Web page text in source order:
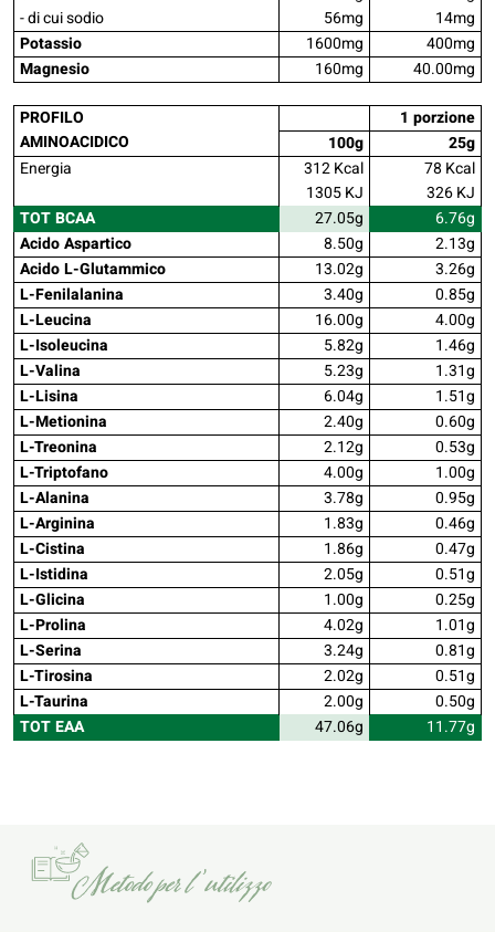
- di cui sodio
56mg
14mg
Potassio
1600mg
400mg
Magnesio
160mg 40.00mg
PROFILO
1 porzione
AMINOACIDICO
100g
25g
Energia
312 Kcal
78 Kcal
1305 KJ
326 KJ
TOT BCAA
27.05g
6.76g
Acido Aspartico
8.50g
2.13g
Acido L-Glutammico
13.02g
3.26g
L-Fenilalanina
3.40g
0.85g
L-Leucina
16.00g
4.00g
L-Isoleucina
5.82g
1.46g
L-Valina
5.23g
1.31g
L-Lisina
6.04g
1.51g
L-Metionina
2.40g
0.60g
L-Treonina
2.12g
0.53g
L-Triptofano
4.00g
1.00g
L-Alanina
3.78g
0.95g
L-Arginina
1.83g
0.46g
L-Cistina
1.86g
0.47g
L-Istidina
2.05g
0.51g
L-Glicina
1.00g
0.25g
L-Prolina
4.02g
1.01g
L-Serina
3.24g
0.81g
L-Tirosina
2.02g
0.51g
L-Taurina
2.00g
0.50g
TOT EAA
47.06g 11.77g